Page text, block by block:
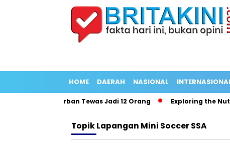
HOME DAERAH NASIONAL
Panjang Korban Tewas Jadi 12 Orang Exploring the
TopikLapangan Mini Soccer SSA